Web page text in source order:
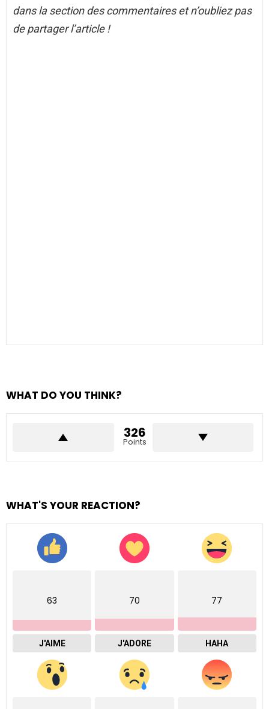
dans la section des commentaires et n’oubliez pas
de partager l’article !
WHAT DO YOU THINK?
326
Points
WHAT'S YOUR REACTION?
63
J'AIME
70
J'ADORE
77
HAHA